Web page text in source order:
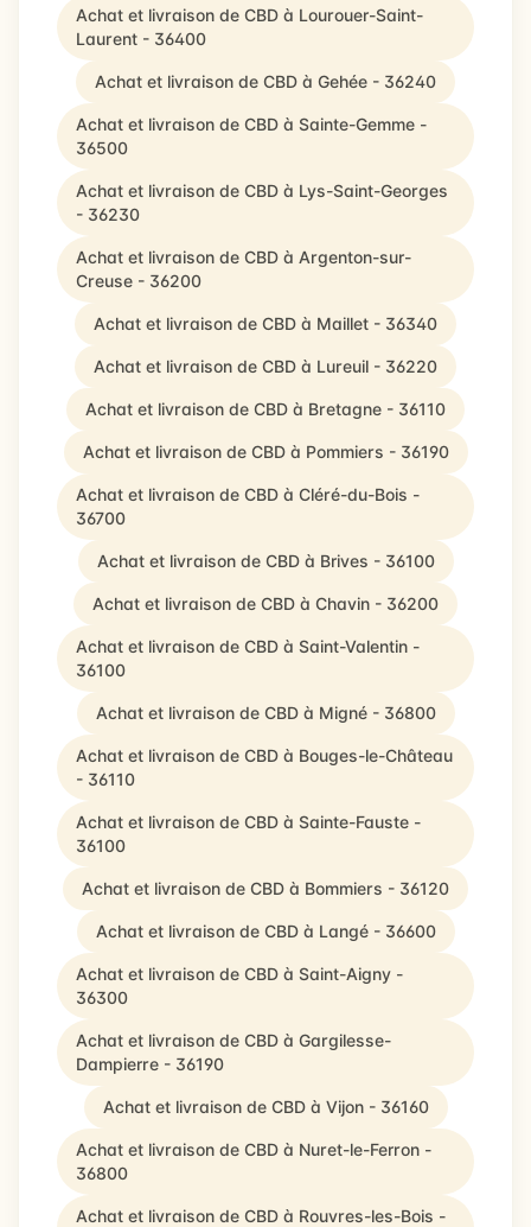
Achat et livraison de CBD à Lourouer-Saint-
Laurent - 36400
Achat et livraison de CBD à Gehée - 36240
Achat et livraison de CBD à Sainte-Gemme -
36500
Achat et livraison de CBD à Lys-Saint-Georges
- 36230
Achat et livraison de CBD à Argenton-sur-
Creuse - 36200
Achat et livraison de CBD à Maillet - 36340
Achat et livraison de CBD à Lureuil - 36220
Achat et livraison de CBD à Bretagne - 36110
Achat et livraison de CBD à Pommiers - 36190
Achat et livraison de CBD à Cléré-du-Bois -
36700
Achat et livraison de CBD à Brives - 36100
Achat et livraison de CBD à Chavin - 36200
Achat et livraison de CBD à Saint-Valentin -
36100
Achat et livraison de CBD à Migné - 36800
Achat et livraison de CBD à Bouges-le-Château
- 36110
Achat et livraison de CBD à Sainte-Fauste -
36100
Achat et livraison de CBD à Bommiers - 36120
Achat et livraison de CBD à Langé - 36600
Achat et livraison de CBD à Saint-Aigny -
36300
Achat et livraison de CBD à Gargilesse-
Dampierre - 36190
Achat et livraison de CBD à Vijon - 36160
Achat et livraison de CBD à Nuret-le-Ferron -
36800
Achat et livraison de CBD à Rouvres-les-Bois -